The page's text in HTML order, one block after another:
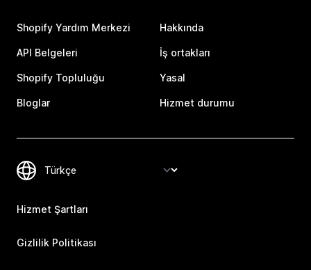
Shopify Yardım Merkezi
API Belgeleri
Shopify Topluluğu
Bloglar
Hakkında
İş ortakları
Yasal
Hizmet durumu
Hizmet Şartları
Gizlilik Politikası